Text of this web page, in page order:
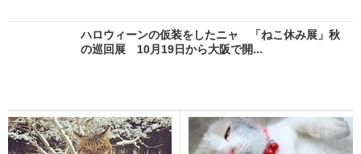
ハロウィーンの仮装をしたニャ 「ねこ休み展」秋
の巡回展 10月19日から大阪で開...